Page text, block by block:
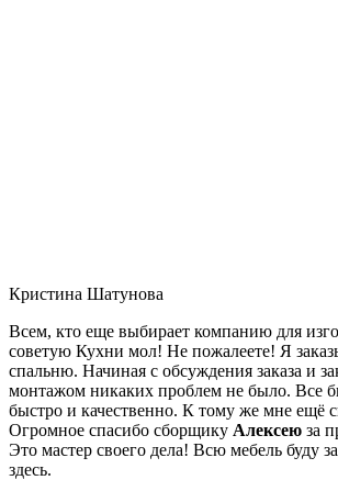
Кристина Шатунова
Всем, кто еще выбирает компанию для
советую Кухни мол! Не пожалеете! Я
спальню. Начиная с обсуждения заказа и
монтажом никаких проблем не было. Все
быстро и качественно. К тому же мне ещё
Огромное спасибо сборщику Алексею за
Это мастер своего дела! Всю мебель буду
здесь.